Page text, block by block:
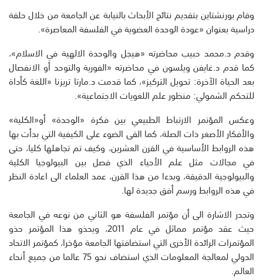
وقام بورنشتاين بتقديم نتائج الأبحاث بالنيابة عن الجامعة من خلال حلقة
دراسية بعنوان «عودة الوحدة العضوية في الفلسفة المعاصرة».
وقدم د.محمد حبيب محاضرته «هيجل والوحدة الالهية في الاسلام»،
كما قدم د.غايفن ويلسون في محاضرته «الفورية والتوحد أو الانفصال
بعد الحياة الآخرة: تحويل التركيز»، كما قدمت د.مارتا تريزنا «اللغة كأداة
للتحكم الشمولي: منظور علم اللغويات الاجتماعية».
وعكس المؤتمر الارتباط الطبيعي بين فكرة «الوحدة» أو«الكلية»
والأفكار الأصغر ذات الصلة، كما القى الضوء على الكيفية التي بدأت بها
هذه الروابط الأساسية في القرن العشرين، وكيف تم تجاهلها كليا، حتى
في مجالات مثل علم الأحياء الذي فصل بين البيولوجيا الكلية
والبيولوجية الدقيقة، وبدءا من هذا القرن، عمد العلماء الى اعادة النظر
في هذه الروابط ورسم أفق جديدة لها.
وتجدر الاشارة الى أن مؤتمر الفلسفة هو الثاني من نوعه في الجامعة
حيث عقد مؤتمر مماثل في عام 2011، ويحذو هذا المؤتمر حذو
المؤتمرات الرائدة الأخرى التي استضافتها الجامعة مؤخرا، كمؤتمر الاتحاد
الدولي لمعالجة المعلومات الذي استضاف نحو 75 عالما من جميع أنحاء
العالم.